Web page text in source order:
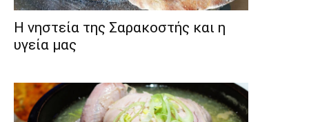
Η νηστεία της Σαρακοστής και η
υγεία μας